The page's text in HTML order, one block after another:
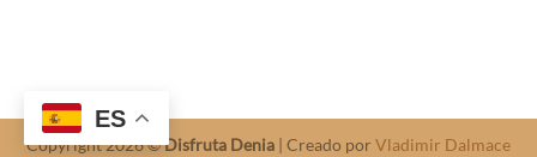
Copyright 2026 ©Disfruta Denia | Creado por Vladimir Dalmace
ES